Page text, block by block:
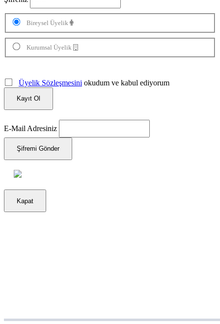
Bireysel Üyelik
Kurumsal Üyelik
Üyelik Sözleşmesini okudum ve kabul ediyorum
Kayıt Ol
E-Mail Adresiniz
Şifremi Gönder
Kapat